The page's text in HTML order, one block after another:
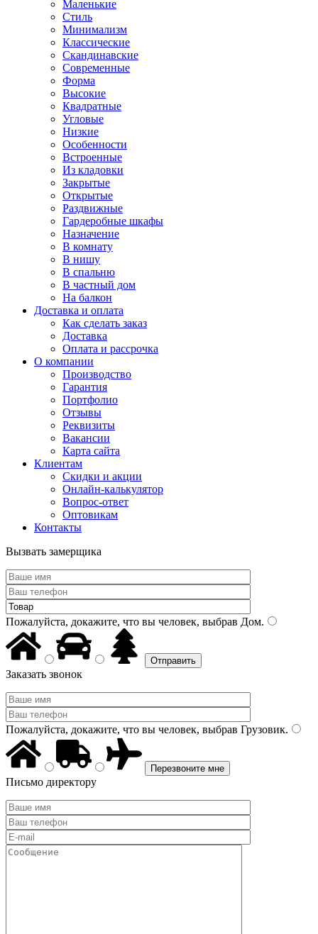
Маленькие
Стиль
Минимализм
Классические
Скандинавские
Современные
Форма
Высокие
Квадратные
Угловые
Низкие
Особенности
Встроенные
Из кладовки
Закрытые
Открытые
Раздвижные
Гардеробные шкафы
Назначение
В комнату
В нишу
В спальню
В частный дом
На балкон
Доставка и оплата
Как сделать заказ
Доставка
Оплата и рассрочка
О компании
Производство
Гарантия
Портфолио
Отзывы
Реквизиты
Вакансии
Карта сайта
Клиентам
Скидки и акции
Онлайн-калькулятор
Вопрос-ответ
Оптовикам
Контакты
Вызвать замерщика
Пожалуйста, докажите, что вы человек, выбрав Дом.
Заказать звонок
Пожалуйста, докажите, что вы человек, выбрав Грузовик.
Письмо директору